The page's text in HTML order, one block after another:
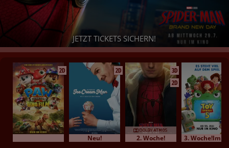
JETZT TICKETS SICHERN!
2D 2D
Neu!
3D
2D
2. Woche!